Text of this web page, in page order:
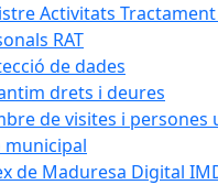
Activitats
RAT
de dades
drets i deures
de visites i persones
municipal
de Maduresa Digital